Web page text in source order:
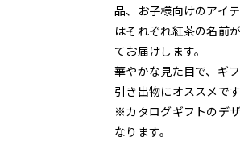
品、お子様向けのアイ
はそれぞれ紅茶の名前
てお届けします。
華やかな見た目で、ギ
引き出物にオススメです
※カタログギフトのデ
なります。